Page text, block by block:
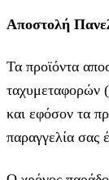
Αποστολή
Τα προϊόντα
ταχυμεταφορών (
και εφόσον τα
παραγγελία σας